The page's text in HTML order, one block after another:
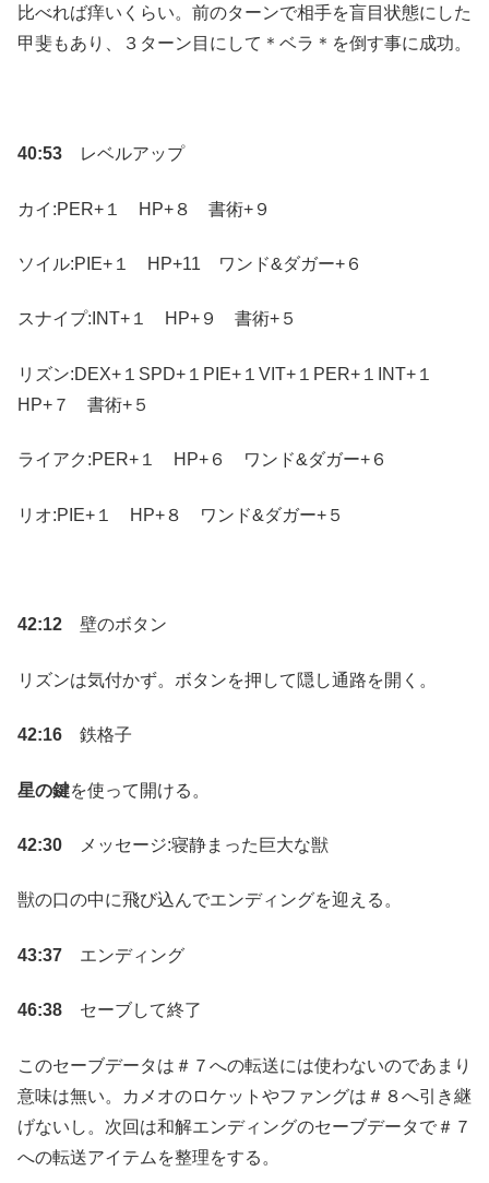
比べれば痒いくらい。前のターンで相手を盲目状態にした
甲斐もあり、３ターン目にして＊ベラ＊を倒す事に成功。
40:53 レベルアップ
カイ:PER+１ HP+８ 書術+９
ソイル:PIE+１ HP+11 ワンド&ダガー+６
スナイプ:INT+１ HP+９ 書術+５
リズン:DEX+１SPD+１PIE+１VIT+１PER+１INT+１
HP+７ 書術+５
ライアク:PER+１ HP+６ ワンド&ダガー+６
リオ:PIE+１ HP+８ ワンド&ダガー+５
42:12 壁のボタン
リズンは気付かず。ボタンを押して隠し通路を開く。
42:16 鉄格子
星の鍵を使って開ける。
42:30 メッセージ:寝静まった巨大な獣
獣の口の中に飛び込んでエンディングを迎える。
43:37 エンディング
46:38 セーブして終了
このセーブデータは＃７への転送には使わないのであまり
意味は無い。カメオのロケットやファングは＃８へ引き継
げないし。次回は和解エンディングのセーブデータで＃７
への転送アイテムを整理をする。